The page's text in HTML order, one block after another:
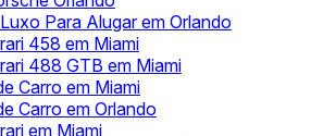
Para Alugar em Orlando
458 em Miami
488 GTB em Miami
Carro em Miami
Carro em Orlando
em Miami